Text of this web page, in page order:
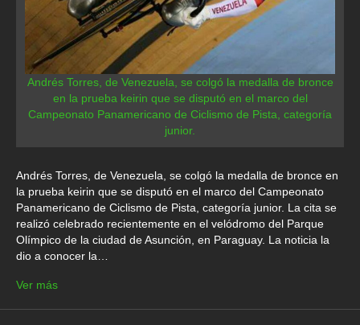
Andrés Torres, de Venezuela, se colgó la medalla de bronce
en la prueba keirin que se disputó en el marco del
Campeonato Panamericano de Ciclismo de Pista, categoría
junior.
Andrés Torres, de Venezuela, se colgó la medalla de bronce en
la prueba keirin que se disputó en el marco del Campeonato
Panamericano de Ciclismo de Pista, categoría junior. La cita se
realizó celebrado recientemente en el velódromo del Parque
Olímpico de la ciudad de Asunción, en Paraguay. La noticia la
dio a conocer la…
Ver más